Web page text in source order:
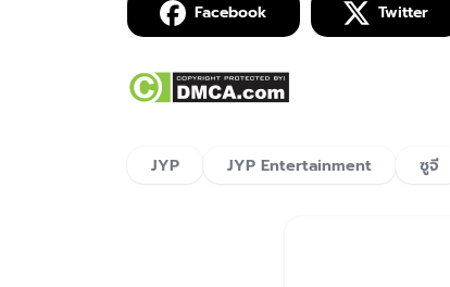
Facebook Twitter
JYP JYP Entertainment ซูจี